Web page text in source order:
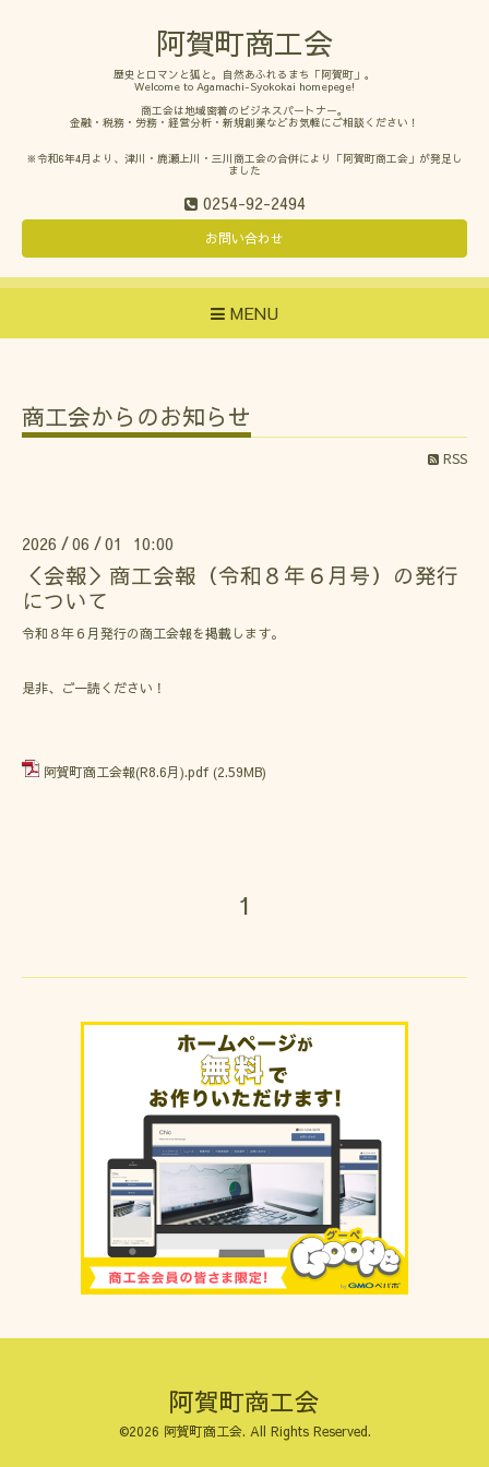
阿賀町商工会
歴史とロマンと狐と。自然あふれるまち「阿賀町」。
Welcome to Agamachi-Syokokai homepege!
商工会は地域密着のビジネスパートナー。
金融・税務・労務・経営分析・新規創業などお気軽にご相談ください！
※令和6年4月より、津川・鹿瀬上川・三川商工会の合併により「阿賀町商工会」が発足し
ました
0254-92-2494
お問い合わせ
MENU
商工会からのお知らせ
RSS
2026 /06 /01 10:00
＜会報＞商工会報（令和８年６月号）の発行
について
令和８年６月発行の商工会報を掲載します。
是非、ご一読ください！
阿賀町商工会報(R8.6月).pdf (2.59MB)
1
阿賀町商工会
©2026 阿賀町商工会. All Rights Reserved.